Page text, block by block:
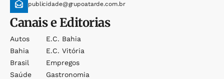
publicidade@grupoatarde.com.br
Canais e Editorias
Autos
Bahia
Brasil
Saúde
E.c. Bahia
E.c. Vitória
Empregos
Gastronomia